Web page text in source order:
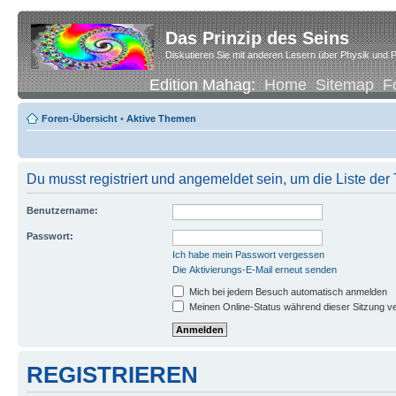
Das Prinzip des Seins
Diskutieren Sie mit anderen Lesern über Physik und
Edition Mahag:Home Sitemap
Foren-Übersicht • Aktive Themen
Du musst registriert und angemeldet sein, um die Liste
Benutzername:
Passwort:
Ich habe mein Passwort vergessen
Die Aktivierungs-E-Mail erneut senden
Mich bei jedem Besuch automatisch anmelden
Meinen Online-Status während dieser Sitzung
REGISTRIEREN